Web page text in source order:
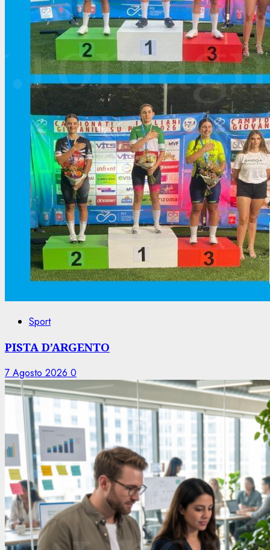
Sport
PISTA D’ARGENTO
7 Agosto 2026 0